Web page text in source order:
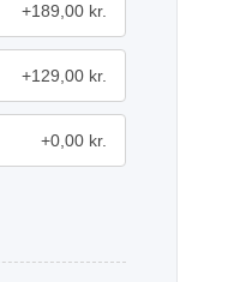
+189,00 kr.
+129,00 kr.
+0,00 kr.